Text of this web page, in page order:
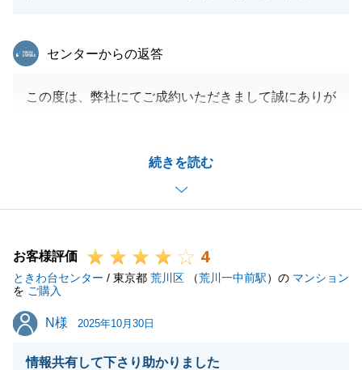
続きを読む
東急リバブル
センターからの返答
この度は、弊社にてご成約いただきまして誠にありが
引き続き、不動産に関してご不明な点等ございました
らいつでもお気軽にご相談下さい。
よろしくお願い申し上げます。
閉じる
お客様評価 4
ときわ台センター / 東京都 荒川区 （荒川一中前駅）の マンション
を ご購入
N様
N様 2025年10月30日
情報共有して下さり助かりました